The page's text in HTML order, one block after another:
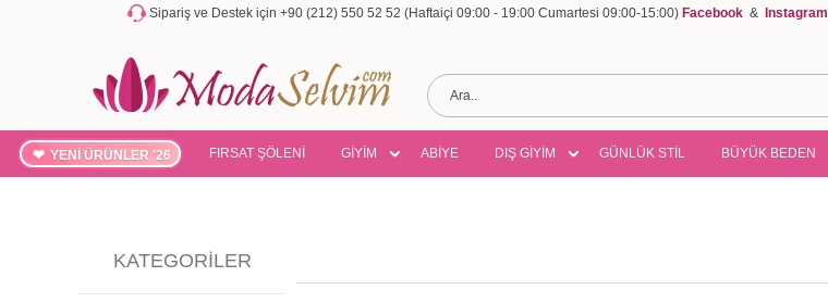
Sipariş ve Destek için +90 (212) 550 52 52 (Haftaiçi 09:00 - 19:00 Cumartesi 09:00-15:00) Facebook & Instagram
YENİ ÜRÜNLER '26 FIRSAT ŞÖLENİ GİYİM ABİYE DIŞ GİYİM GÜNLÜK STİL BÜYÜK BEDEN
KATEGORILER